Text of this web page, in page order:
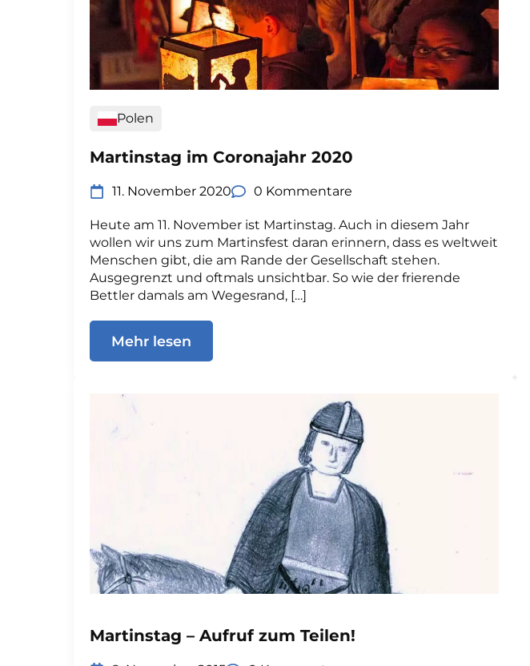
Polen
Martinstag im Coronajahr 2020
11. November 2020 0 Kommentare
Heute am 11. November ist Martinstag. Auch in diesem Jahr
wollen wir uns zum Martinsfest daran erinnern, dass es weltweit
Menschen gibt, die am Rande der Gesellschaft stehen.
Ausgegrenzt und oftmals unsichtbar. So wie der frierende
Bettler damals am Wegesrand, […]
Mehr lesen
Martinstag – Aufruf zum Teilen!